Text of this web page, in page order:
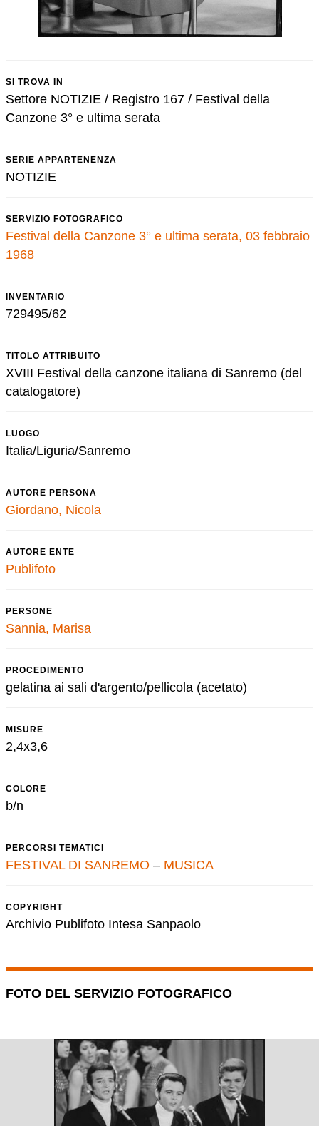
SI TROVA IN
Settore NOTIZIE / Registro 167 / Festival della
Canzone 3° e ultima serata
SERIE APPARTENENZA
NOTIZIE
SERVIZIO FOTOGRAFICO
Festival della Canzone 3° e ultima serata, 03 febbraio
1968
INVENTARIO
729495/62
TITOLO ATTRIBUITO
XVIII Festival della canzone italiana di Sanremo (del
catalogatore)
LUOGO
Italia/Liguria/Sanremo
AUTORE PERSONA
Giordano, Nicola
AUTORE ENTE
Publifoto
PERSONE
Sannia, Marisa
PROCEDIMENTO
gelatina ai sali d'argento/pellicola (acetato)
MISURE
2,4x3,6
COLORE
b/n
PERCORSI TEMATICI
FESTIVAL DI SANREMO – MUSICA
COPYRIGHT
Archivio Publifoto Intesa Sanpaolo
FOTO DEL SERVIZIO FOTOGRAFICO